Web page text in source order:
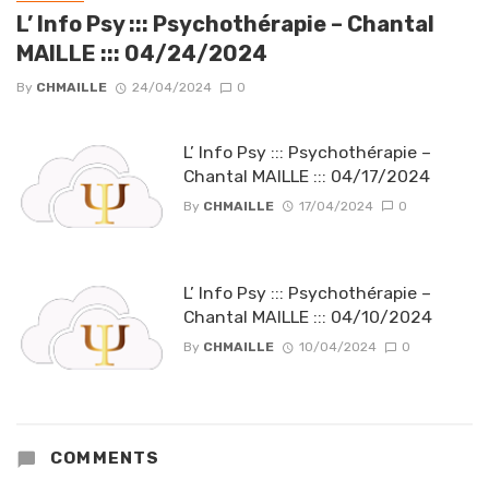
L’ Info Psy ::: Psychothérapie – Chantal
MAILLE ::: 04/24/2024
By CHMAILLE 24/04/2024 0
L’ Info Psy ::: Psychothérapie –
Chantal MAILLE ::: 04/17/2024
By CHMAILLE 17/04/2024 0
L’ Info Psy ::: Psychothérapie –
Chantal MAILLE ::: 04/10/2024
By CHMAILLE 10/04/2024 0
COMMENTS